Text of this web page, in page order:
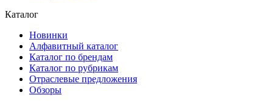
Каталог
Новинки
Алфавитный каталог
Каталог по брендам
Каталог по рубрикам
Отраслевые предложения
Обзоры